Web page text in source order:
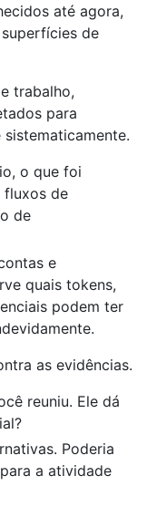
até agora,
de
trabalho,
para
o que foi
fluxos de
de
e
quais tokens,
podem ter
as evidências.
reuniu. Ele dá
Poderia
a atividade